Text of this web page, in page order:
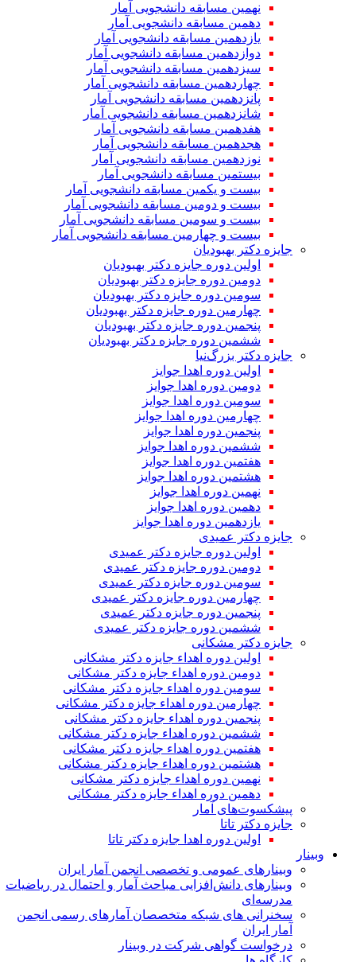
نهمین مسابقه دانشجویی آمار
دهمین مسابقه دانشجویی آمار
یازدهمین مسابقه دانشجویی آمار
دوازدهمین مسابقه دانشجویی آمار
سیزدهمین مسابقه دانشجویی آمار
چهاردهمین مسابقه دانشجویی آمار
پانزدهمین مسابقه دانشجویی آمار
شانزدهمین مسابقه دانشجویی آمار
هفدهمین مسابقه دانشجویی آمار
هجدهمین مسابقه دانشجویی آمار
نوزدهمین مسابقه دانشجویی آمار
بیستمین مسابقه دانشجویی آمار
بیست و یکمین مسابقه دانشجویی آمار
بیست و دومین مسابقه دانشجویی آمار
بیست و سومین مسابقه دانشجویی آمار
بیست و چهارمین مسابقه دانشجویی آمار
جایزه دکتر بهبودیان
اولین دوره جایزه دکتر بهبودیان
دومین دوره جایزه دکتر بهبودیان
سومین دوره جایزه دکتر بهبودیان
چهارمین دوره جایزه دکتر بهبودیان
پنجمین دوره جایزه دکتر بهبودیان
ششمین دوره جایزه دکتر بهبودیان
جایزه دکتر بزرگ‌نیا
اولین دوره اهدا جوایز
دومین دوره اهدا جوایز
سومین دوره اهدا جوایز
چهارمین دوره اهدا جوایز
پنجمین دوره اهدا جوایز
ششمین دوره اهدا جوایز
هفتمین دوره اهدا جوایز
هشتمین دوره اهدا جوایز
نهمین دوره اهدا جوایز
دهمین دوره اهدا جوایز
یازدهمین دوره اهدا جوایز
جایزه دکتر عمیدی
اولین دوره جایزه دکتر عمیدی
دومین دوره جایزه دکتر عمیدی
سومین دوره جایزه دکتر عمیدی
چهارمین دوره جایزه دکتر عمیدی
پنجمین دوره جایزه دکتر عمیدی
ششمین دوره جایزه دکتر عمیدی
جایزه دکتر مشکانی
اولین دوره اهداء جایزه دکتر مشکانی
دومین دوره اهداء جایزه دکتر مشکانی
سومین دوره اهداء جایزه دکتر مشکانی
چهارمین دوره اهداء جایزه دکتر مشکانی
پنجمین دوره اهداء جایزه دکتر مشکانی
ششمین دوره اهداء جایزه دکتر مشکانی
هفتمین دوره اهداء جایزه دکتر مشکانی
هشتمین دوره اهداء جایزه دکتر مشکانی
نهمین دوره اهداء جایزه دکتر مشکانی
دهمین دوره اهداء جایزه دکتر مشکانی
پیشکسوت‌های آمار
جایزه دکتر تاتا
اولین دوره اهدا جایزه دکتر تاتا
وبینار
وبینارهای عمومی و تخصصی انجمن آمار ایران
وبینارهای دانش‌افزایی مباحث آمار و احتمال در ریاضیات
مدرسه‌ای
سخنرانی های شبکه متخصصان آمارهای رسمی انجمن
آمار ایران
درخواست گواهی شرکت در وبینار